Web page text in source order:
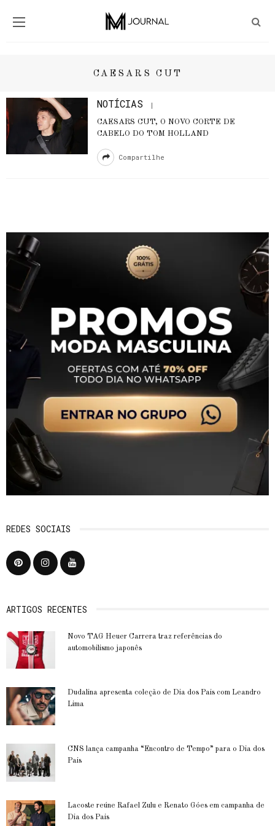
CAESARS CUT
NOTÍCIAS
CAESARS CUT, O NOVO CORTE DE
CABELO DO TOM HOLLAND
Compartilhe
REDES SOCIAIS
ARTIGOS RECENTES
Novo TAG Heuer Carrera traz referências do
automobilismo japonês
Dudalina apresenta coleção de Dia dos Pais com Leandro
Lima
CNS lança campanha “Encontro de Tempo” para o Dia dos
Pais
Lacoste reúne Rafael Zulu e Renato Góes em campanha de
Dia dos Pais